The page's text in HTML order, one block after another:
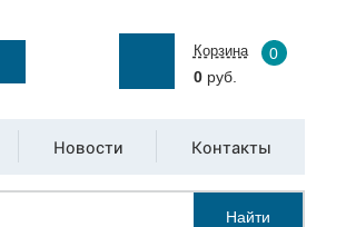
Корзина
0
0руб.
Новости Контакты
Найти